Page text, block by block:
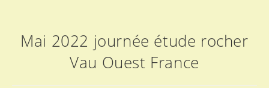
Mai 2022 journée étude rocher
Vau Ouest France